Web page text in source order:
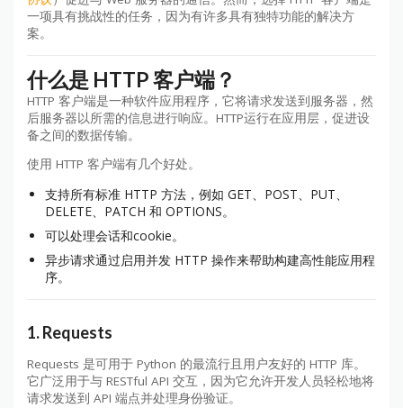
一项具有挑战性的任务，因为有许多具有独特功能的解决方
案。
什么是 HTTP 客户端？
HTTP 客户端是一种软件应用程序，它将请求发送到服务器，然
后服务器以所需的信息进行响应。HTTP运行在应用层，促进设
备之间的数据传输。
使用 HTTP 客户端有几个好处。
支持所有标准 HTTP 方法，例如 GET、POST、PUT、
DELETE、PATCH 和 OPTIONS。
可以处理会话和cookie。
异步请求通过启用并发 HTTP 操作来帮助构建高性能应用程
序。
1. Requests
Requests 是可用于 Python 的最流行且用户友好的 HTTP 库。
它广泛用于与 RESTful API 交互，因为它允许开发人员轻松地将
请求发送到 API 端点并处理身份验证。